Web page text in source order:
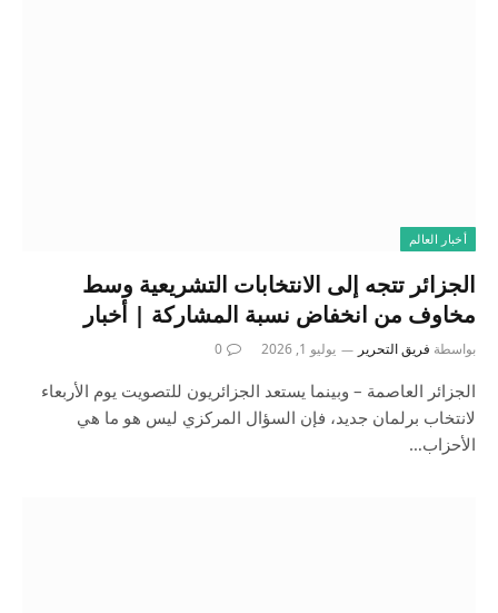
أخبار العالم
الجزائر تتجه إلى الانتخابات التشريعية وسط
مخاوف من انخفاض نسبة المشاركة | أخبار
بواسطة فريق التحرير يوليو 1, 2026 0
الجزائر العاصمة – وبينما يستعد الجزائريون للتصويت يوم الأربعاء
لانتخاب برلمان جديد، فإن السؤال المركزي ليس هو ما هي
الأحزاب…